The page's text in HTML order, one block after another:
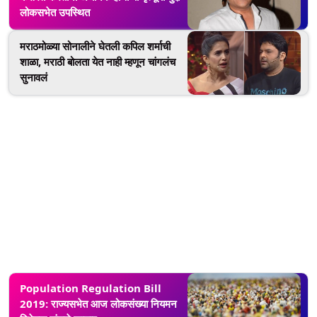
लोकसभेत उपस्थित
मराठमोळ्या सोनालीने घेतली कपिल शर्माची
शाळा, मराठी बोलता येत नाही म्हणून चांगलंच
सुनावलं
Population Regulation Bill
2019: राज्यसभेत आज लोकसंख्या नियमन